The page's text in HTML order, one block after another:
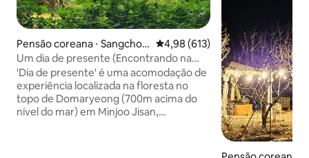
Pensão coreana ⋅ Sangchon
-myeon, Yeongdong-gun
4,98 de uma avaliação média de
4,98 (613)
Um dia de presente (Encontrando na
floresta, Minju-ji-san)
'Dia de presente' é uma acomodação de
experiência localizada na floresta no
topo de Domaryeong (700m acima do
nível do mar) em Minjoo Jisan,